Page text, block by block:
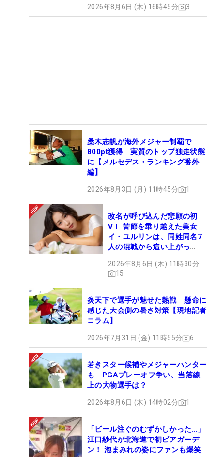
2026年8月6日 (木) 16時45分 3
桑木志帆が海外メジャー制覇で
800pt獲得 実質のトップ独走状態
に【メルセデス・ランキング番外
編】
2026年8月3日 (月) 11時45分 1
改名が呼び込んだ悲願の初
V！ 苦節を乗り越えた美女
イ・ユルリンは、同姓同名7
人の混戦から這い上がっ
2026年8月6日 (木) 11時30分
15
炎天下で選手が魅せた熱戦 懸命に
感じた大会側の暑さ対策【現地記者
コラム】
2026年7月31日 (金) 11時55分 6
若きスター候補やメジャーハンター
も PGAプレーオフ争い、当落線
上の大物選手は？
2026年8月6日 (木) 14時02分 1
「ビール注ぐのむずかしかった…」
江口紗代が北海道で初ビアガーデ
ン！ 泡まみれの姿にファンも爆笑